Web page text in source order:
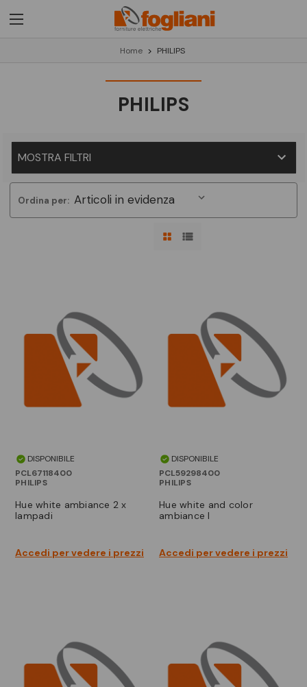
Home PHILIPS
PHILIPS
MOSTRA FILTRI
Ordina per:
DISPONIBILE
PCL67118400
PHILIPS
hue white ambiance 2 x
lampadi
Accedi per vedere i prezzi
DISPONIBILE
PCL59298400
PHILIPS
hue white and color
ambiance l
Accedi per vedere i prezzi